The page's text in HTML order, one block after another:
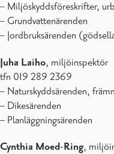
– Miljöskyddsföreskrifter,
– Grundvattenärenden
– Jordbruksärenden
Juha Laiho, miljöinspektör
tfn 019 289 2369
– Naturskyddsärenden,
– Dikesärenden
– Planläggningsärenden
Cynthia Moed-Ring,